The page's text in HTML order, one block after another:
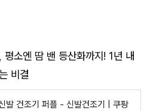
소엔 땀 밴 등산화까지! 1년 내
비결
발 건조기 퍼플 - 신발건조기 | 쿠팡